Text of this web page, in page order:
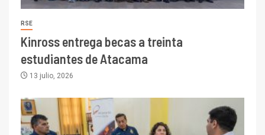
RSE
Kinross entrega becas a treinta
estudiantes de Atacama
13 julio, 2026